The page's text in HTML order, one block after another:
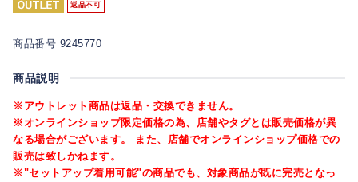
返品不可
商品番号 9245770
商品説明
※アウトレット商品は返品・交換できません。
※オンラインショップ限定価格の為、店舗やタグとは販売価格が異
なる場合がございます。 また、店舗でオンラインショップ価格での
販売は致しかねます。
※"セットアップ着用可能"の商品でも、対象商品が既に完売となっ